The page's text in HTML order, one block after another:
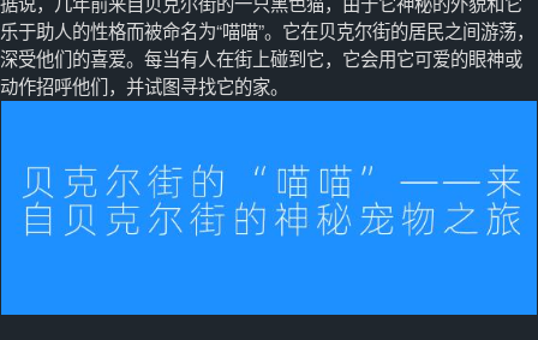
乐于助人的性格而被命名为“喵喵”。它在贝克尔街的居民之间游荡，
深受他们的喜爱。每当有人在街上碰到它，它会用它可爱的眼神或
动作招呼他们，并试图寻找它的家。